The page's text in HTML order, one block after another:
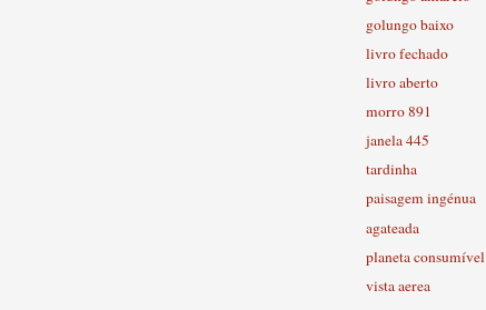
golungo baixo
livro fechado
livro aberto
morro 891
janela 445
tardinha
paisagem ingénua
agateada
planeta consumível
vista aerea